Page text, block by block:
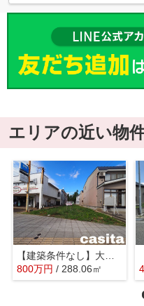
エリアの近い物
【建築条件なし】大仙市大曲須和町 南北両面道路の土地物件
800万円 / 288.06㎡